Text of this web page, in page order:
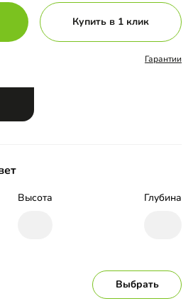
Купить в 1 клик
Гарантии
Высота Глубина
Выбрать